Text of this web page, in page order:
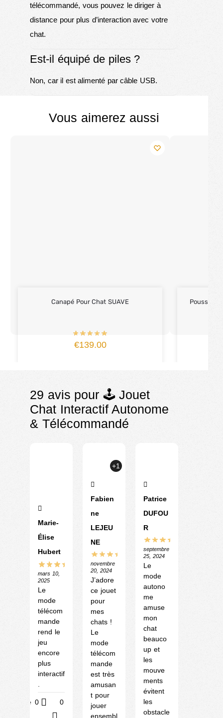
télécommandé, vous pouvez le diriger à
distance pour plus d’interaction avec votre
chat.
Est-il équipé de piles ?
Non, car il est alimenté par câble USB.
Vous aimerez aussi
Canapé Pour Chat SUAVE
€139.00
Poussette
29 avis pour 🕹️ Jouet
Chat Interactif Autonome
& Télécommandé
Marie-
Élise
Hubert
mars 10,
2025
Le
mode
télécom
mande
rend le
jeu
encore
plus
interactif
Utile 0 0
+1
Fabien
ne
LEJEU
NE
novembre
20, 2024
J’adore
ce jouet
pour
mes
chats !
Le
mode
télécom
mande
est très
amusan
t pour
jouer
ensembl
Patrice
DUFOU
R
septembre
25, 2024
Le
mode
autono
me
amuse
mon
chat
beauco
up et
les
mouve
ments
évitent
les
obstacle